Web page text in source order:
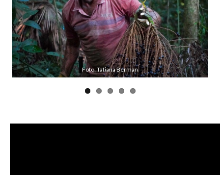
Foto: Tatiana Berman